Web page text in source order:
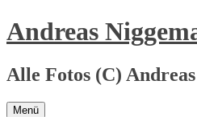
Zum
Inhalt
Andreas
Alle Fotos (C)
Menü